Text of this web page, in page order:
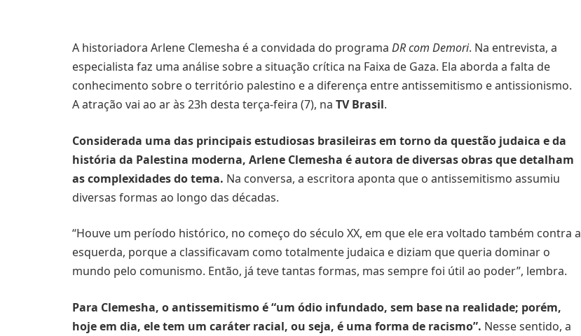
A historiadora Arlene Clemesha é a convidada do programa DR com Demori. Na entrevista, a
especialista faz uma análise sobre a situação crítica na Faixa de Gaza. Ela aborda a falta de
conhecimento sobre o território palestino e a diferença entre antissemitismo e antissionismo.
A atração vai ao ar às 23h desta terça-feira (7), na TV Brasil.
Considerada uma das principais estudiosas brasileiras em torno da questão judaica e da
história da Palestina moderna, Arlene Clemesha é autora de diversas obras que detalham
as complexidades do tema. Na conversa, a escritora aponta que o antissemitismo assumiu
diversas formas ao longo das décadas.
“Houve um período histórico, no começo do século XX, em que ele era voltado também contra a
esquerda, porque a classificavam como totalmente judaica e diziam que queria dominar o
mundo pelo comunismo. Então, já teve tantas formas, mas sempre foi útil ao poder”, lembra.
Para Clemesha, o antissemitismo é “um ódio infundado, sem base na realidade; porém,
hoje em dia, ele tem um caráter racial, ou seja, é uma forma de racismo”. Nesse sentido, a